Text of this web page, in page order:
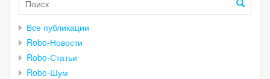
Все публикации
Robo-Новости
Robo-Статьи
Robo-Шум